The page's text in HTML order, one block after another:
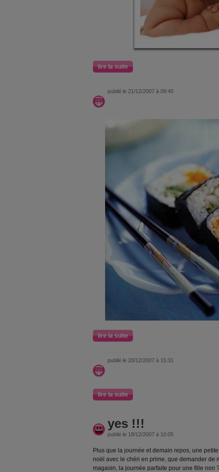
lire la suite
publié le 21/12/2007 à 09:45
lire la suite
publié le 20/12/2007 à 15:31
lire la suite
yes !!!
publié le 18/12/2007 à 10:05
Plus que la journée et demain repos, une
noël avec le chéri en prime, que demander de
magasin, la journée parfaite pour une fille non